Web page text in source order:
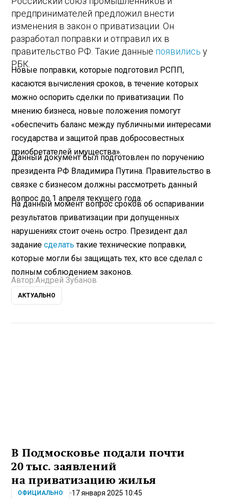
предпринимателей предложил внести
изменения в закон о приватизации. Он
разработал поправки и отправил их в
правительство РФ. Такие данные появились у
РБК.
Новые поправки, которые подготовил РСПП,
касаются вычисления сроков, в течение которых
можно оспорить сделки по приватизации. По
мнению бизнеса, новые положения помогут
«обеспечить баланс между публичными интересами
государства и защитой прав добросовестных
приобретателей имущества».
Данный документ был подготовлен по поручению
президента РФ Владимира Путина. Правительство в
связке с бизнесом должны рассмотреть данный
вопрос до 1 апреля текущего года.
На данный момент вопрос сроков об оспаривании
результатов приватизации при допущенных
нарушениях стоит очень остро. Президент дал
заданиесделать такие технические поправки,
которые могли бы защищать тех, кто все сделал с
полным соблюдением законов.
Автор:Андрей Зубанов
АКТУАЛЬНО
В Подмосковье подали почти
20 тыс. заявлений
на приватизацию жилья
ОФИЦИАЛЬНО 17 января 2025 10:45